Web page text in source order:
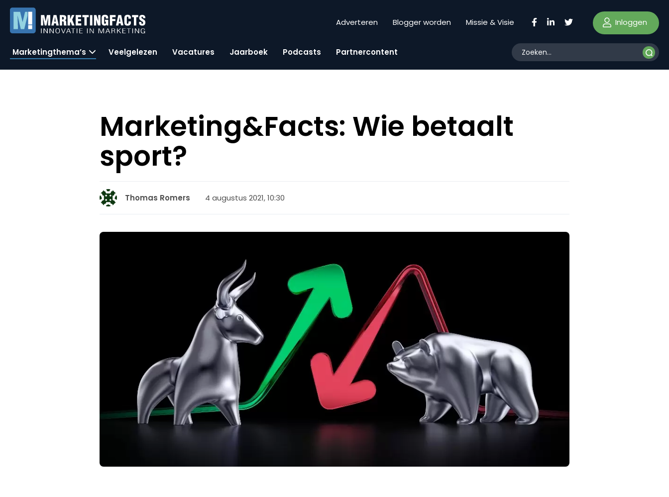
Adverteren Blogger worden Missie & Visie Inloggen
Marketingthema’s Veelgelezen Vacatures Jaarboek Podcasts Partnercontent
Marketing&Facts: Wie betaalt
sport?
Thomas Romers 4 augustus 2021, 10:30